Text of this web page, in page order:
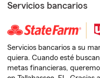
Servicios bancarios
Servicios bancarios a su
quiera. Cuando esté
metas financieras,